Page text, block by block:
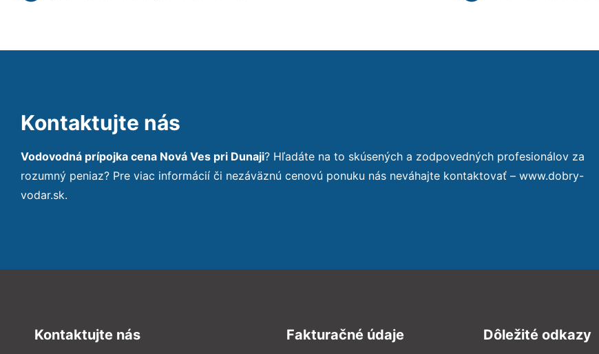
Kontaktujte nás
Vodovodná prípojka cena Nová Ves pri Dunaji? Hľadáte na to skúsených a zodpovedných profesionálov za
rozumný peniaz? Pre viac informácií či nezáväznú cenovú ponuku nás neváhajte kontaktovať – www.dobry-
vodar.sk.
Kontaktujte nás Fakturačné údaje Dôležité odkazy